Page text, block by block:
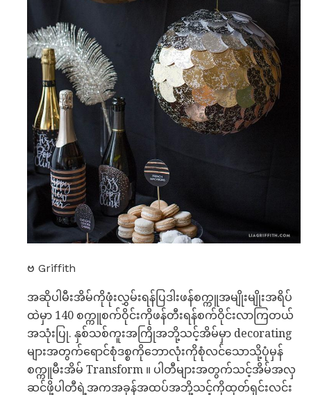
ဗ Griffith
အဆိုပါမီးအိမ်ကိုဖုံးလွှမ်းရန်ပြဒါးဖန်စက္ကူအမျိုးမျိုးအရိပ်
ထဲမှာ 140 စက္ကူစက်ဝိုင်းကိုဖန်တီးရန်စက်ဝိုင်းလာကြတယ်
အသုံးပြု. နှစ်သစ်ကူးအကြိုအဘို့သင့်အိမ်မှာ decorating
များအတွက်ရောင်စုံဒစ္စကိုဘောလုံးကိုစုံလင်သောသို့ပုံမှန်
စက္ကူမီးအိမ် Transform ။ ပါတီများအတွက်သင့်အိမ်အလှ
ဆင်ဖို့ပါတီရဲ့အကအခုန်အထပ်အဘို့သင့်ကိုထုတ်ရှင်းလင်း